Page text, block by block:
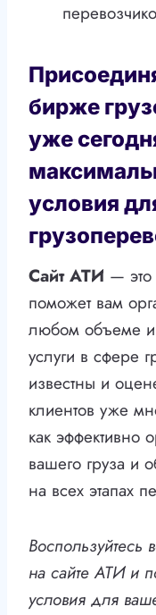
бирже
уже
условия
Сайт АТИ —
поможет вам
любом объеме
услуги в сфере
известны и
клиентов уже
как эффективно
вашего груза и
на всех этапах
Воспользуйтесь
на сайте АТИ и
условия для